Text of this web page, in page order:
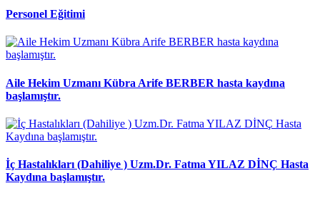
Personel Eğitimi
Aile Hekim Uzmanı Kübra Arife BERBER hasta kaydına
başlamıştır.
İç Hastalıkları (Dahiliye ) Uzm.Dr. Fatma YILAZ DİNÇ Hasta
Kaydına başlamıştır.